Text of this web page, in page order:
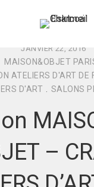
JANVIER 22, 2016
MAISON&OBJET
ATELIERS D'ART DE
D'ART
SALONS
–